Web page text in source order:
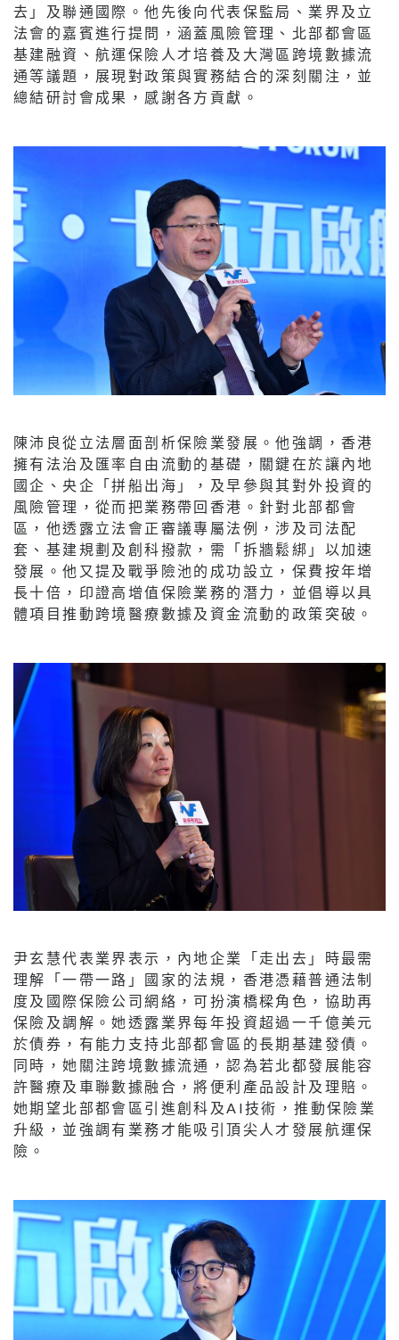
去」及聯通國際。他先後向代表保監局、業界及立
法會的嘉賓進行提問，涵蓋風險管理、北部都會區
基建融資、航運保險人才培養及大灣區跨境數據流
通等議題，展現對政策與實務結合的深刻關注，並
總結研討會成果，感謝各方貢獻。
陳沛良從立法層面剖析保險業發展。他強調，香港
擁有法治及匯率自由流動的基礎，關鍵在於讓內地
國企、央企「拼船出海」，及早參與其對外投資的
風險管理，從而把業務帶回香港。針對北部都會
區，他透露立法會正審議專屬法例，涉及司法配
套、基建規劃及創科撥款，需「拆牆鬆綁」以加速
發展。他又提及戰爭險池的成功設立，保費按年增
長十倍，印證高增值保險業務的潛力，並倡導以具
體項目推動跨境醫療數據及資金流動的政策突破。
尹玄慧代表業界表示，內地企業「走出去」時最需
理解「一帶一路」國家的法規，香港憑藉普通法制
度及國際保險公司網絡，可扮演橋樑角色，協助再
保險及調解。她透露業界每年投資超過一千億美元
於債券，有能力支持北部都會區的長期基建發債。
同時，她關注跨境數據流通，認為若北都發展能容
許醫療及車聯數據融合，將便利產品設計及理賠。
她期望北部都會區引進創科及AI技術，推動保險業
升級，並強調有業務才能吸引頂尖人才發展航運保
險。